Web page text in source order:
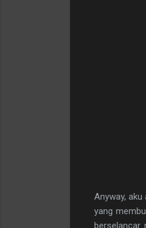
Anyway,
yang
berselancar